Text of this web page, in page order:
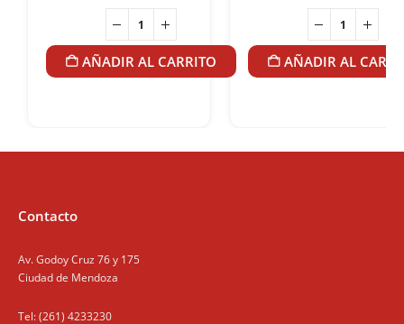
AÑADIR AL CARRITO AÑADIR AL
Contacto
Av. Godoy Cruz 76 y 175
Ciudad de Mendoza
Tel: (261) 4233230